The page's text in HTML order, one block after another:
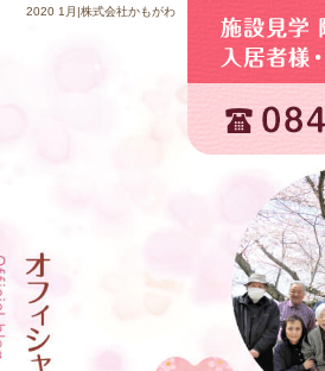
2020 1月|株式会社かもがわ